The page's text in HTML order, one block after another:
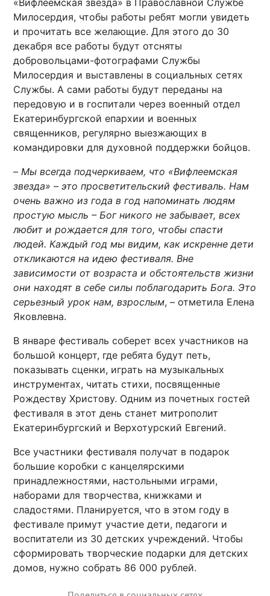
«Вифлеемская звезда» в Православной Службе
Милосердия, чтобы работы ребят могли увидеть
и прочитать все желающие. Для этого до 30
декабря все работы будут отсняты
добровольцами-фотографами Службы
Милосердия и выставлены в социальных сетях
Службы. А сами работы будут переданы на
передовую и в госпитали через военный отдел
Екатеринбургской епархии и военных
священников, регулярно выезжающих в
командировки для духовной поддержки бойцов.
–Мы всегда подчеркиваем, что «Вифлеемская
звезда» – это просветительский фестиваль. Нам
очень важно из года в год напоминать людям
простую мысль – Бог никого не забывает, всех
любит и рождается для того, чтобы спасти
людей. Каждый год мы видим, как искренне дети
откликаются на идею фестиваля. Вне
зависимости от возраста и обстоятельств жизни
они находят в себе силы поблагодарить Бога. Это
серьезный урок нам, взрослым, – отметила Елена
Яковлевна.
В январе фестиваль соберет всех участников на
большой концерт, где ребята будут петь,
показывать сценки, играть на музыкальных
инструментах, читать стихи, посвященные
Рождеству Христову. Одним из почетных гостей
фестиваля в этот день станет митрополит
Екатеринбургский и Верхотурский Евгений.
Все участники фестиваля получат в подарок
большие коробки с канцелярскими
принадлежностями, настольными играми,
наборами для творчества, книжками и
сладостями. Планируется, что в этом году в
фестивале примут участие дети, педагоги и
воспитатели из 30 детских учреждений. Чтобы
сформировать творческие подарки для детских
домов, нужно собрать 86 000 рублей.